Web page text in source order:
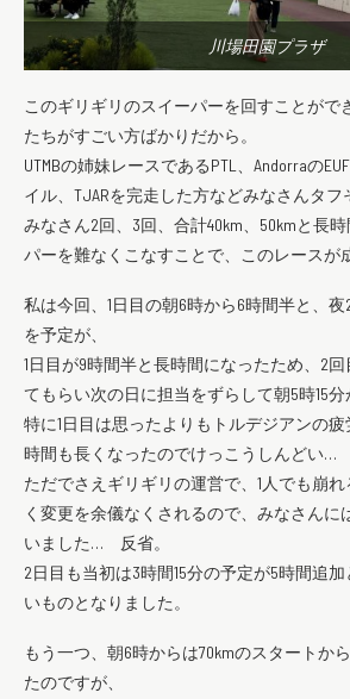
川場田園プラザ
このギリギリのスイーパーを回すことがで
たちがすごい方ばかりだから。
UTMBの姉妹レースであるPTL、Andorraの
イル、TJARを完走した方などみなさんタフ
みなさん2回、3回、合計40km、50kmと長
パーを難なくこなすことで、このレースが
私は今回、1日目の朝6時から6時間半と、夜
を予定が、
1日目が9時間半と長時間になったため、2
てもらい次の日に担当をずらして朝5時15分
特に1日目は思ったよりもトルデジアンの疲
時間も長くなったのでけっこうしんどい…
ただでさえギリギリの運営で、1人でも崩
く変更を余儀なくされるので、みなさんに
いました… 反省。
2日目も当初は3時間15分の予定が5時間追
いものとなりました。
もう一つ、朝6時からは70kmのスタートか
たのですが、